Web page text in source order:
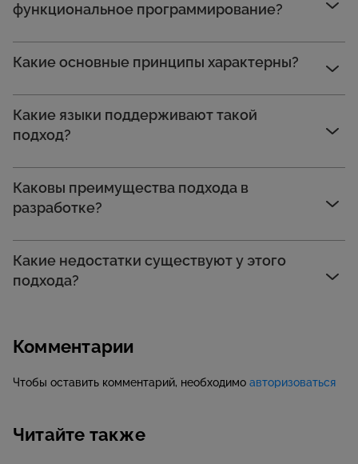
функциональное программирование?
Какие основные принципы характерны?
Какие языки поддерживают такой
подход?
Каковы преимущества подхода в
разработке?
Какие недостатки существуют у этого
подхода?
Комментарии
Чтобы оставить комментарий, необходимо авторизоваться
Читайте также